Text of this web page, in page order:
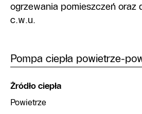
ogrzewania pomieszczeń oraz
c.w.u.
Pompa ciepła powietrze-
Żródło ciepła
Powietrze